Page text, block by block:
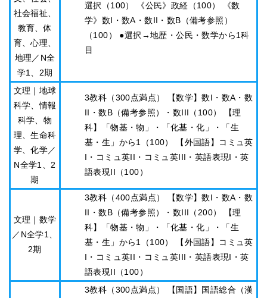
社会福祉、
教育、体
育、心理、
地理／N全
学1、2期
選択（100） 《公民》政経（100） 《数
学》数I・数A・数II・数B（備考参照）
（100） ●選択→地歴・公民・数学から1科
目
文理｜地球
科学、情報
科学、物
理、生命科
学、化学／
N全学1、2
期
3教科（300点満点） 【数学】数I・数A・数
II・数B（備考参照）・数III（100） 【理
科】「物基・物」・「化基・化」・「生
基・生」から1（100） 【外国語】コミュ英
I・コミュ英II・コミュ英III・英語表現I・英
語表現II（100）
文理｜数学
／N全学1、
2期
3教科（400点満点） 【数学】数I・数A・数
II・数B（備考参照）・数III（200） 【理
科】「物基・物」・「化基・化」・「生
基・生」から1（100） 【外国語】コミュ英
I・コミュ英II・コミュ英III・英語表現I・英
語表現II（100）
3教科（300点満点） 【国語】国語総合（漢